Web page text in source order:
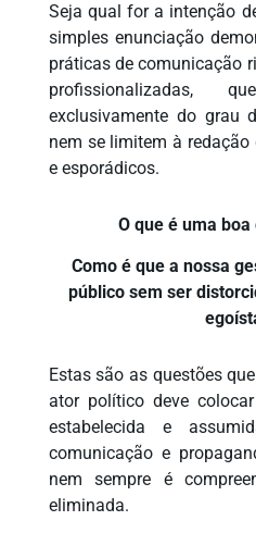
Seja qual for a intenção
simples enunciação
práticas de comunicação
profissionalizadas,
exclusivamente do grau
nem se limitem à
e esporádicos.
O que é uma
Como é que a nossa
público sem ser
Estas são as questões
ator político deve
estabelecida e
comunicação e
nem sempre é
eliminada.